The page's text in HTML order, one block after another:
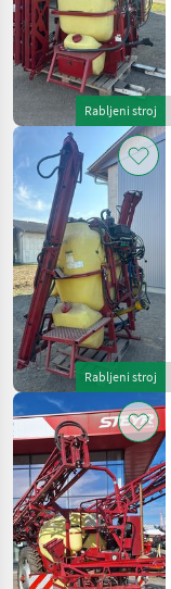
Rabljeni stroj
Rabljeni stroj